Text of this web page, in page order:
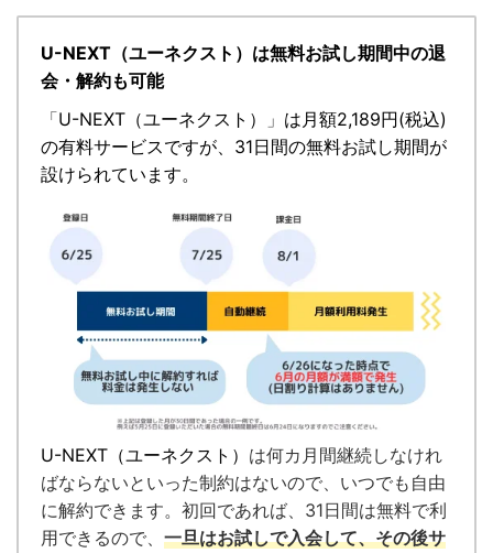
U-NEXT（ユーネクスト）は無料お試し期間中の退
会・解約も可能
「U-NEXT（ユーネクスト） 」 は月額2,189円(税込)
の有料サービスですが、 31日間の無料お試し期間が
設けられています。
U-NEXT（ユーネクスト） は何カ月間継続しなけれ
ばならないといった制約はないので、いつでも自由
に解約できます。 初回であれば、31日間は無料で利
用できるので、 一旦はお試しで入会して、その後サ